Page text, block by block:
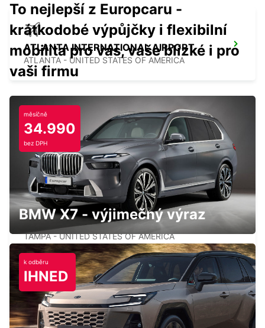
ATLANTA INTERNATIONAL AIRPORT
ATLANTA - UNITED STATES OF AMERICA
ORLANDO AIRPORT
ORLANDO - UNITED STATES OF AMERICA
TAMPA AIRPORT
TAMPA - UNITED STATES OF AMERICA
PALM BEACH INTERNATIONAL AIRPORT
PALM BEACH - UNITED STATES OF AMERICA
To nejlepší z Europcaru -
krátkodobé výpůjčky i flexibilní
mobilita pro vás, vaše blízké i pro
vaši firmu
měsíčně
34.990
bez DPH
BMW X7 - výjimečný výraz
k odběru
IHNED